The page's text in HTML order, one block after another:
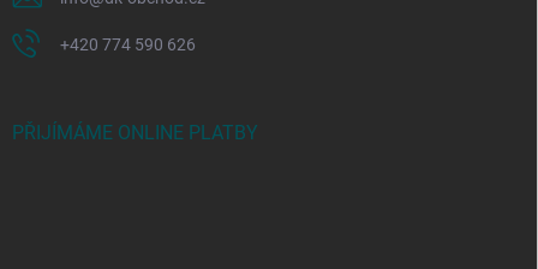
+420 774 590 626
PŘIJÍMÁME ONLINE PLATBY